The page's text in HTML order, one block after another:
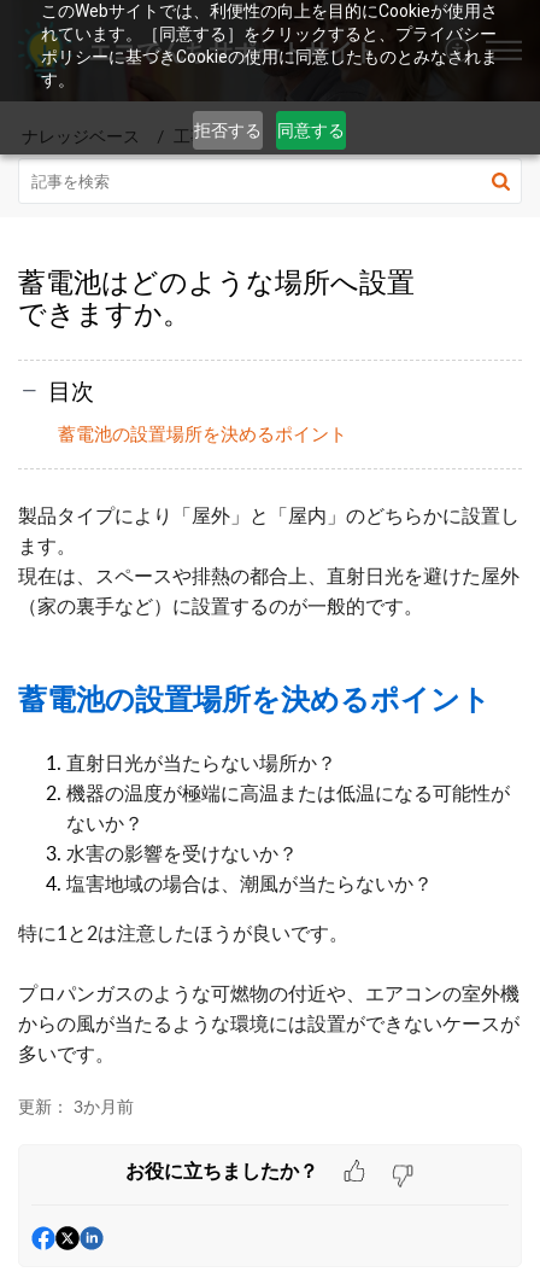
このWebサイトでは、利便性の向上を目的にCookieが使用さ
れています。［同意する］をクリックすると、プライバシー
ポリシーに基づきCookieの使用に同意したものとみなされま
す。
拒否する 同意する
エコでんちサポートサイト
ナレッジベース 工事関連
蓄電池はどのような場所へ設置
できますか。
目次
蓄電池の設置場所を決めるポイント
製品タイプにより「屋外」と「屋内」のどちらかに設置し
ます。
現在は、スペースや排熱の都合上、直射日光を避けた屋外
（家の裏手など）に設置するのが一般的です。
蓄電池の設置場所を決めるポイント
直射日光が当たらない場所か？
機器の温度が極端に高温または低温になる可能性が
ないか？
水害の影響を受けないか？
塩害地域の場合は、潮風が当たらないか？
特に1と2は注意したほうが良いです。
プロパンガスのような可燃物の付近や、エアコンの室外機
からの風が当たるような環境には設置ができないケースが
多いです。
更新： 3か月前
お役に立ちましたか？